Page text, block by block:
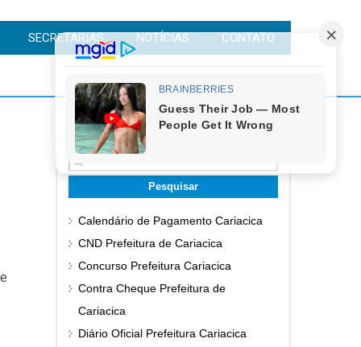
SECRETARIAS NOTÍCIAS CONTATO
Pesquisar
por:
Calendário de Pagamento Cariacica
CND Prefeitura de Cariacica
Concurso Prefeitura Cariacica
Contra Cheque Prefeitura de
Cariacica
Diário Oficial Prefeitura Cariacica